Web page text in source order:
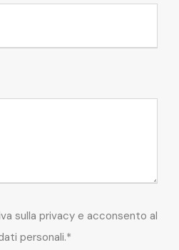
sulla privacy e acconsento al
personali.*